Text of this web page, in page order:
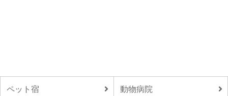
ペット宿 動物病院